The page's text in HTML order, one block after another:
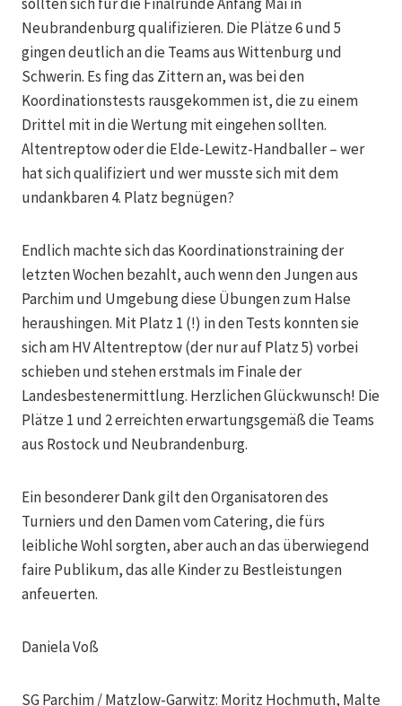
Neubrandenburg qualifizieren. Die Plätze 6 und 5
gingen deutlich an die Teams aus Wittenburg und
Schwerin. Es fing das Zittern an, was bei den
Koordinationstests rausgekommen ist, die zu einem
Drittel mit in die Wertung mit eingehen sollten.
Altentreptow oder die Elde-Lewitz-Handballer – wer
hat sich qualifiziert und wer musste sich mit dem
undankbaren 4. Platz begnügen?
Endlich machte sich das Koordinationstraining der
letzten Wochen bezahlt, auch wenn den Jungen aus
Parchim und Umgebung diese Übungen zum Halse
heraushingen. Mit Platz 1 (!) in den Tests konnten sie
sich am HV Altentreptow (der nur auf Platz 5) vorbei
schieben und stehen erstmals im Finale der
Landesbestenermittlung. Herzlichen Glückwunsch! Die
Plätze 1 und 2 erreichten erwartungsgemäß die Teams
aus Rostock und Neubrandenburg.
Ein besonderer Dank gilt den Organisatoren des
Turniers und den Damen vom Catering, die fürs
leibliche Wohl sorgten, aber auch an das überwiegend
faire Publikum, das alle Kinder zu Bestleistungen
anfeuerten.
Daniela Voß
SG Parchim / Matzlow-Garwitz: Moritz Hochmuth, Malte